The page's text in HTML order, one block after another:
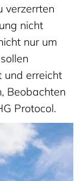
verzerrten
nicht
nur um
und erreicht
Beobachten
Protocol.